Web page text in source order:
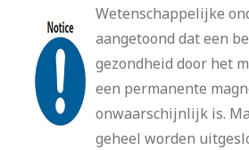
Wetenschappelijke
aangetoond dat een
gezondheid door het
een permanente
onwaarschijnlijk is.
geheel worden